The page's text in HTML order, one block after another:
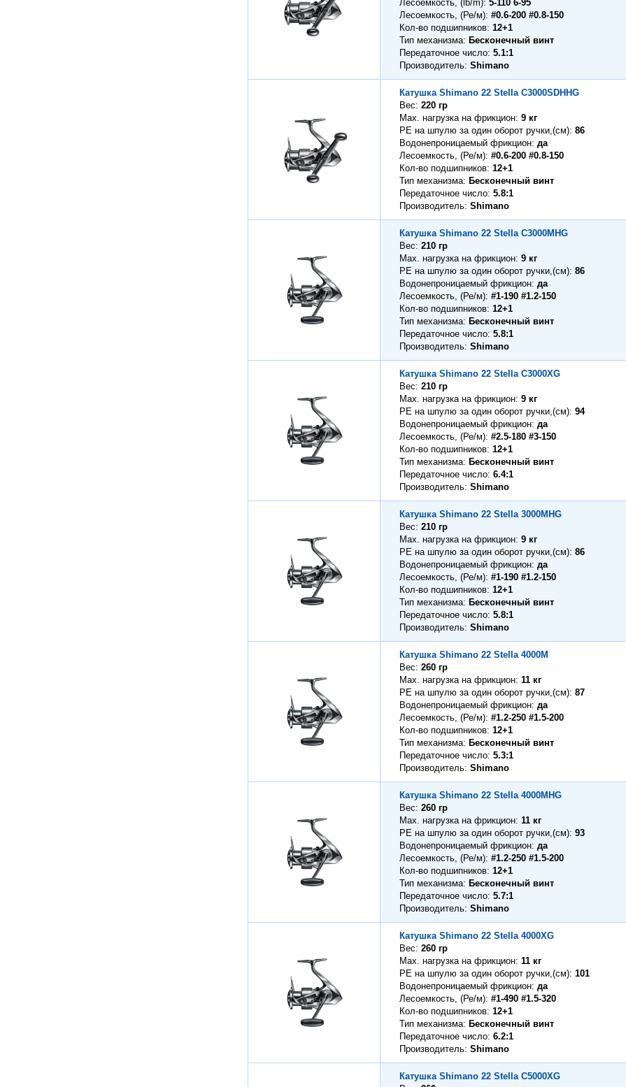
Лесоемкость, (lb/m) 5-110 6-95
Лесоемкость, (Ре/м) #0.6-200 #0.8-150
Кол-во подшипников 12+1
Тип механизма
Бесконечный винт
Передаточное число 5.1:1
Производитель Shimano
Катушка Shimano 22 Stella C3000SDHHG
Вес
220 гр
Max. нагрузка на фрикцион 9 кг
PE на шпулю за один оборот ручки,(см) 86
Водонепроницаемый фрикцион да
Лесоемкость, (Ре/м) #0.6-200 #0.8-150
Кол-во подшипников 12+1
Тип механизма
Бесконечный винт
Передаточное число 5.8:1
Производитель Shimano
Катушка Shimano 22 Stella C3000MHG
Вес
210 гр
Max. нагрузка на фрикцион 9 кг
PE на шпулю за один оборот ручки,(см) 86
Водонепроницаемый фрикцион да
Лесоемкость, (Ре/м) #1-190 #1.2-150
Кол-во подшипников 12+1
Тип механизма
Бесконечный винт
Передаточное число 5.8:1
Производитель Shimano
Катушка Shimano 22 Stella C3000XG
Вес
210 гр
Max. нагрузка на фрикцион 9 кг
PE на шпулю за один оборот ручки,(см) 94
Водонепроницаемый фрикцион да
Лесоемкость, (Ре/м) #2.5-180 #3-150
Кол-во подшипников 12+1
Тип механизма
Бесконечный винт
Передаточное число 6.4:1
Производитель Shimano
Катушка Shimano 22 Stella 3000MHG
Вес
210 гр
Max. нагрузка на фрикцион 9 кг
PE на шпулю за один оборот ручки,(см) 86
Водонепроницаемый фрикцион да
Лесоемкость, (Ре/м) #1-190 #1.2-150
Кол-во подшипников 12+1
Тип механизма
Бесконечный винт
Передаточное число 5.8:1
Производитель Shimano
Катушка Shimano 22 Stella 4000M
Вес
260 гр
Max. нагрузка на фрикцион 11 кг
PE на шпулю за один оборот ручки,(см) 87
Водонепроницаемый фрикцион да
Лесоемкость, (Ре/м) #1.2-250 #1.5-200
Кол-во подшипников 12+1
Тип механизма
Бесконечный винт
Передаточное число 5.3:1
Производитель Shimano
Катушка Shimano 22 Stella 4000MHG
Вес
260 гр
Max. нагрузка на фрикцион 11 кг
PE на шпулю за один оборот ручки,(см) 93
Водонепроницаемый фрикцион да
Лесоемкость, (Ре/м) #1.2-250 #1.5-200
Кол-во подшипников 12+1
Тип механизма
Бесконечный винт
Передаточное число 5.7:1
Производитель Shimano
Катушка Shimano 22 Stella 4000XG
Вес
260 гр
Max. нагрузка на фрикцион 11 кг
PE на шпулю за один оборот ручки,(см) 101
Водонепроницаемый фрикцион да
Лесоемкость, (Ре/м) #1-490 #1.5-320
Кол-во подшипников 12+1
Тип механизма
Бесконечный винт
Передаточное число 6.2:1
Производитель Shimano
Катушка Shimano 22 Stella C5000XG